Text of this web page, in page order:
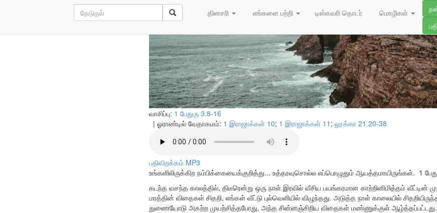
தினசரி எங்களை பற்றி டிஸ்கவரி தொடர் மொழிகள்
விசுவாசத்தின் விதைகள்
02/05/
வாசிப்பு: 1 பேதுரு 3.8-16
| ஓராண்டில் வேதாகமம்: 1 இராஜாக்கள் 10; 1 இராஜாக்கள் 11 ; லூக்கா 21.20-38
பதிவிறக்கம் MP3
உங்களிலிருக்கிற நம்பிக்கையைக்குறித்து... உத்தரவுசொல்ல எப்பொழுதும் ஆயத்தமாயிருங்கள். 1
கடந்த வசந்த காலத்தில், திடீரென்று ஒரு நாள் இரவில் வீசிய பயங்கரமான காற்றினிமித்தம் வீட்டின்
மரத்தின் விதைகள் சிதறி, எங்கள் வீட்டு புல்வெளியில் விழுந்தது. அடுத்த நாள் காலையில்
துணையோடு அகற்ற முயற்சித்தபோது, அந்த சின்னஞ்சிறிய விதைகள் மண்ணுக்குள்